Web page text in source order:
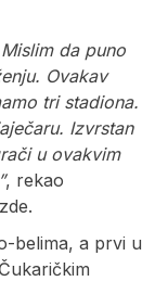
da puno
Ovakav
tri stadiona.
Izvrstan
u ovakvim
, rekao
belima, a prvi u